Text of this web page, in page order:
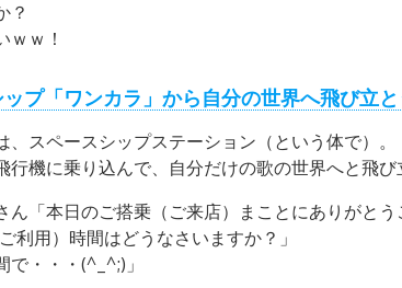
？
ｗｗ！
プ「ワンカラ」から自分の世界へ飛び立と
、スペースシップステーション（という体で）。
行機に乗り込んで、自分だけの歌の世界へと飛び
ん「本日のご搭乗（ご来店）まことにありがと
利用）時間はどうなさいますか？」
で・・・(^_^;)」